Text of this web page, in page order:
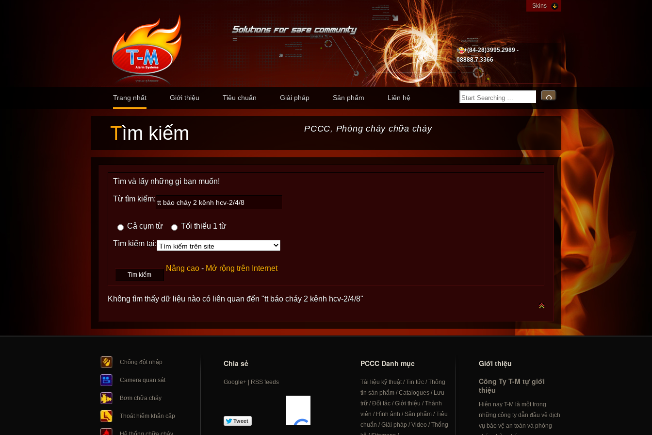
Skins
+(84-28)3995.2989 -
08888.7.3366
Trang nhất Giới thiệu Tiêu chuẩn Giải pháp Sản phẩm Liên hệ
Tìm kiếm PCCC, Phòng cháy chữa cháy
Tìm và lấy những gì bạn muốn!
Từ tìm kiếm:
Cả cụm từ Tối thiểu 1 từ
Tìm kiếm tại:
Nâng cao - Mở rộng trên Internet
Không tìm thấy dữ liệu nào có liên quan đến "tt báo cháy 2 kênh hcv-2/4/8"
Chống đột nhập
Camera quan sát
Bơm chữa cháy
Thoát hiểm khẩn cấp
Chia sẻ
Google+| RSS feeds
PCCC Danh mục
Tài liệu kỹ thuật/Tin tức/Thông
tin sản phẩm/Catalogues/ Lưu
trữ/Đối tác/Giới thiệu /Thành
viên / Hình ảnh /Sản phẩm/Tiêu
chuẩn /Giải pháp /Video /Thống
Giới thiệu
Công Ty T-M tự giới
thiệu
Hiện nay T-M là một trong
những công ty dẫn đầu về dịch
vụ bảo vệ an toàn và phòng